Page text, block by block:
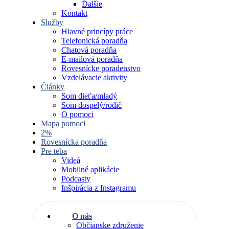
Ďalšie
Kontakt
Služby
Hlavné princípy práce
Telefonická poradňa
Chatová poradňa
E-mailová poradňa
Rovesnícke poradenstvo
Vzdelávacie aktivity
Články
Som dieťa/mladý
Som dospelý/rodič
O pomoci
Mapa pomoci
2%
Rovesnícka poradňa
Pre teba
Videá
Mobilné aplikácie
Podcasty
Inšpirácia z Instagramu
O nás
Občianske združenie